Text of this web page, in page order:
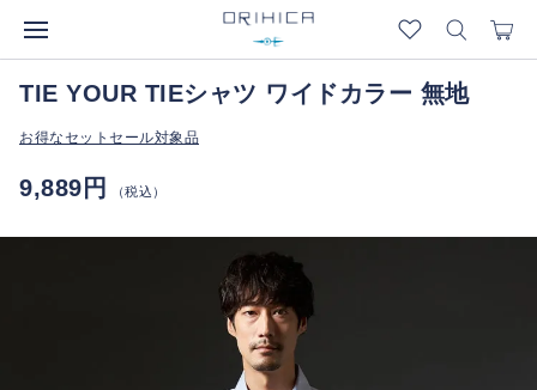
TIE YOUR TIEシャツ ワイドカラー 無地
お得なセットセール対象品
9,889円 （税込）